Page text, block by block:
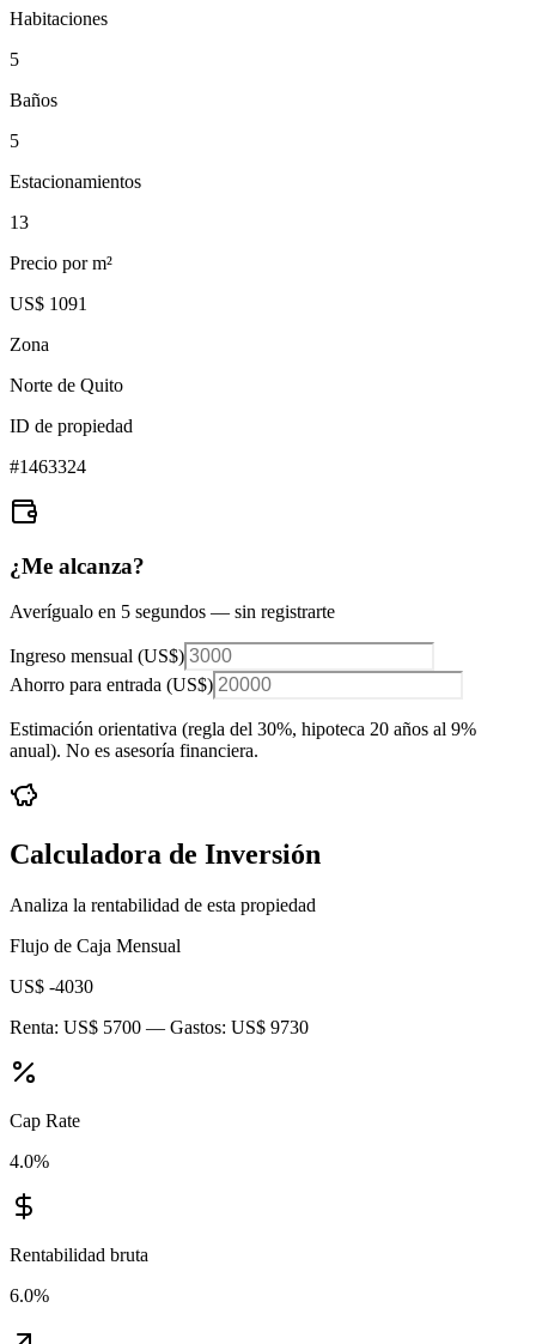
Habitaciones
5
Baños
5
Estacionamientos
13
Precio por m²
US$ 1091
Zona
Norte de Quito
ID de propiedad
#1463324
¿Me alcanza?
Averígualo en 5 segundos — sin registrarte
Ingreso mensual (US$)
Ahorro para entrada (US$)
Estimación orientativa (regla del 30%, hipoteca 20 años al 9%
anual). No es asesoría financiera.
Calculadora de Inversión
Analiza la rentabilidad de esta propiedad
Flujo de Caja Mensual
US$ -4030
Renta: US$ 5700 — Gastos: US$ 9730
Cap Rate
4.0%
Rentabilidad bruta
6.0%